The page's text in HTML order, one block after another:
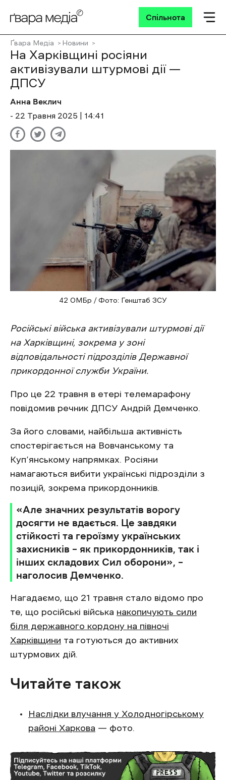
Спільнота
Ґвара Медіа Новини
На Харківщині росіяни
активізували штурмові дії —
ДПСУ
Анна Веклич
- 22 Травня 2025 | 14:41
42 ОМБр / Фото: Генштаб ЗСУ
Російські війська активізували штурмові дії
на Харківщині, зокрема у зоні
відповідальності підрозділів Державної
прикордонної служби України.
Про це 22 травня в етері телемарафону
повідомив речник ДПСУ Андрій Демченко.
За його словами, найбільша активність
спостерігається на Вовчанському та
Куп’янському напрямках. Росіяни
намагаються вибити українські підрозділи з
позицій, зокрема прикордонників.
«Але значних результатів ворогу
досягти не вдається. Це завдяки
стійкості та героїзму українських
захисників – як прикордонників, так і
інших складових Сил оборони», –
наголосив Демченко.
Нагадаємо, що 21 травня стало відомо про
те, що російські війська накопичують сили
біля державного кордону на півночі
Харківщини та готуються до активних
штурмових дій.
Читайте також
Наслідки влучання у Холодногірському
районі Харкова — фото.